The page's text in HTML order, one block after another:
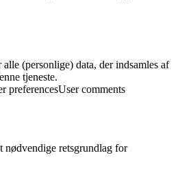
(personlige) data, der indsamles af
tjeneste.
preferencesUser comments
nødvendige retsgrundlag for